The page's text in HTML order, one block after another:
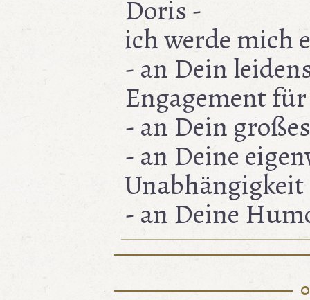
Doris -
ich werde mich
- an Dein
Engagement
- an Dein
- an Deine
Unabhängigkeit
- an Deine